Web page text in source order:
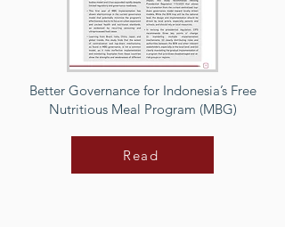
Better Governance for Indonesia’s Free
Nutritious Meal Program (MBG)
Read